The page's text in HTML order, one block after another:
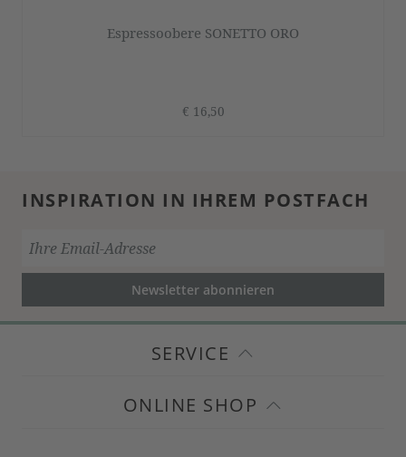
Espressoobere SONETTO ORO
€ 16,50
INSPIRATION IN IHREM POSTFACH
Newsletter abonnieren
SERVICE
ONLINE SHOP